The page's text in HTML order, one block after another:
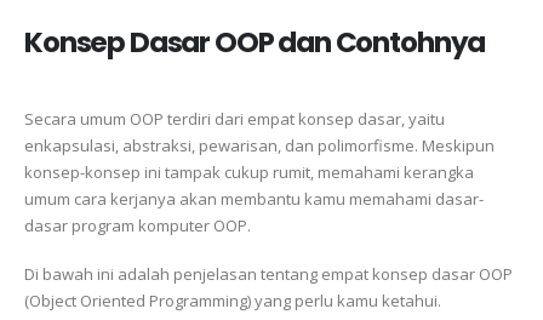
Konsep Dasar OOP dan Contohnya
Secara umum OOP terdiri dari empat konsep dasar, yaitu
enkapsulasi, abstraksi, pewarisan, dan polimorfisme. Meskipun
konsep-konsep ini tampak cukup rumit, memahami kerangka
umum cara kerjanya akan membantu kamu memahami dasar-
dasar program komputer OOP.
Di bawah ini adalah penjelasan tentang empat konsep dasar OOP
(Object Oriented Programming) yang perlu kamu ketahui.